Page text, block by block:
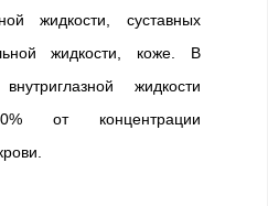
жидкости, суставных
жидкости, коже. В
жидкости
от концентрации